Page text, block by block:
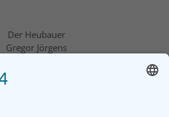
Der Heubauer
Gregor Jörgens
Stuckenbusch
0171 – 526 9026